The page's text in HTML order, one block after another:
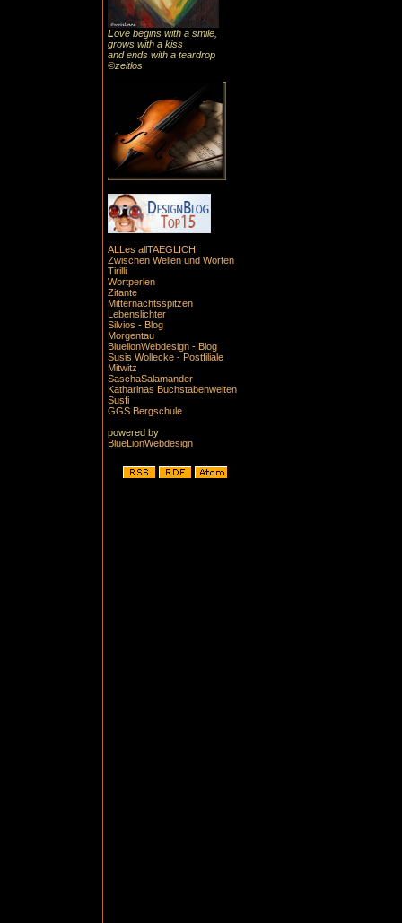
Love begins with a smile,
grows with a kiss
and ends with a teardrop
©zeitlos
ALLes allTAEGLICH
Zwischen Wellen und Worten
Tirilli
Wortperlen
Zitante
Mitternachtsspitzen
Lebenslichter
Silvios - Blog
Morgentau
BluelionWebdesign - Blog
Susis Wollecke - Postfiliale
Mitwitz
SaschaSalamander
Katharinas Buchstabenwelten
Susfi
GGS Bergschule
powered by
BlueLionWebdesign